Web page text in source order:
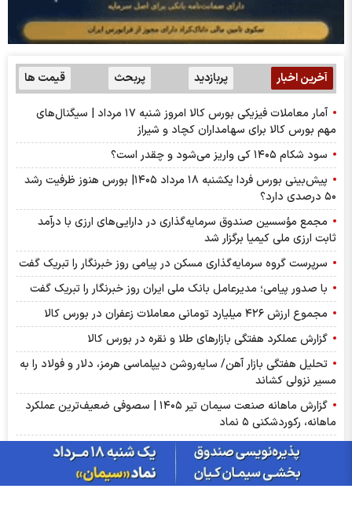
آخرین اخبار پربازدید پربحث قیمت ها
آمار معاملات فیزیکی بورس کالا امروز شنبه ۱۷ مرداد | سیگنال‌های
مهم بورس کالا برای سهامداران کچاد و شیراز
سود شکام ۱۴۰۵ کی واریز می‌شود و چقدر است؟
پیش‌بینی بورس فردا یکشنبه ۱۸ مرداد ۱۴۰۵| بورس هنوز ظرفیت رشد
۵۰ درصدی دارد؟
مجمع مؤسسین صندوق سرمایه‌گذاری در دارایی‌های ارزی با درآمد
ثابت ارزی ملی کیمیا برگزار شد
سرپرست گروه سرمایه‌گذاری مسکن در پیامی روز خبرنگار را تبریک گفت
با صدور پیامی؛ مدیرعامل بانک ملی ایران روز خبرنگار را تبریک گفت
مجموع ارزش ۴۲۶ میلیارد تومانی معاملات زعفران در بورس کالا
گزارش عملکرد هفتگی بازارهای طلا و نقره در بورس کالا
تحلیل هفتگی بازار آهن/ سایه‌روشن دیپلماسی هرمز، دلار و فولاد را به
مسیر نزولی کشاند
گزارش ماهانه صنعت سیمان تیر ۱۴۰۵ | سصوفی ضعیف‌ترین عملکرد
ماهانه، رکوردشکنی ۵ نماد
بازگشت تقاضا به بازار محصولات فولادی/ رشد معاملات در سایه
کاهش عرضه
کشف قیمت میلگرد در غیاب تقاضا/ بازگشت معاملات، جهش اسمی را